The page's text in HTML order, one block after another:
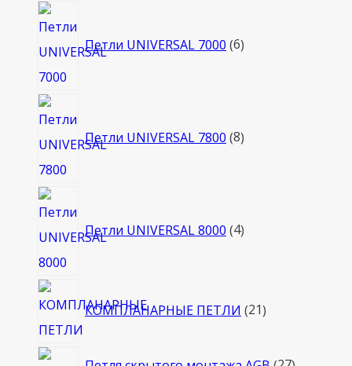
Петли UNIVERSAL 7000 6товаров
Петли UNIVERSAL 7800 8товаров
Петли UNIVERSAL 8000 4товара
КОМПЛАНАРНЫЕ ПЕТЛИ 21товар
27